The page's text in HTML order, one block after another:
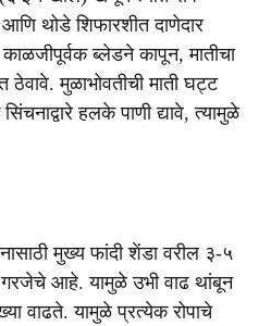
थोडे शिफारशीत दाणेदार
ब्लेडने कापून, मातीचा
मुळाभोवतीची माती घट्ट
हलके पाणी द्यावे, त्यामुळे
मुख्य फांदी शेंडा वरील ३-५
आहे. यामुळे उभी वाढ थांबून
वाढते. यामुळे प्रत्येक रोपाचे